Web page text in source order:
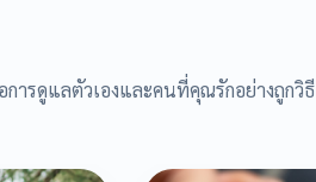
ารดูแลตัวเองและคนที่คุณรักอย่างถูกวิธี